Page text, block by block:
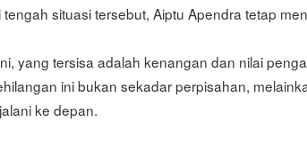
tengah situasi tersebut, Aiptu Apendra tetap
yang tersisa adalah kenangan dan nilai
ini bukan sekadar perpisahan,
ke depan.